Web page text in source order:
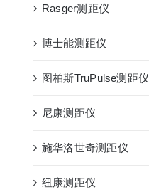
Rasger测距仪
博士能测距仪
图柏斯TruPulse测距仪
尼康测距仪
施华洛世奇测距仪
纽康测距仪